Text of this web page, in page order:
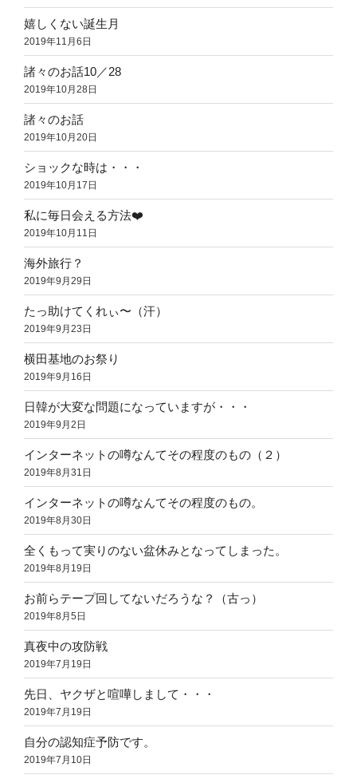
嬉しくない誕生月
2019年11月6日
諸々のお話10／28
2019年10月28日
諸々のお話
2019年10月20日
ショックな時は・・・
2019年10月17日
私に毎日会える方法❤️
2019年10月11日
海外旅行？
2019年9月29日
たっ助けてくれぃ〜（汗）
2019年9月23日
横田基地のお祭り
2019年9月16日
日韓が大変な問題になっていますが・・・
2019年9月2日
インターネットの噂なんてその程度のもの（２）
2019年8月31日
インターネットの噂なんてその程度のもの。
2019年8月30日
全くもって実りのない盆休みとなってしまった。
2019年8月19日
お前らテープ回してないだろうな？（古っ）
2019年8月5日
真夜中の攻防戦
2019年7月19日
先日、ヤクザと喧嘩しまして・・・
2019年7月19日
自分の認知症予防です。
2019年7月10日